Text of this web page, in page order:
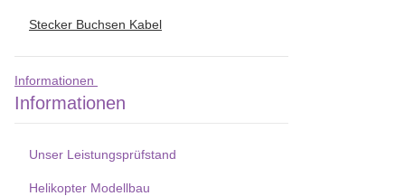
Stecker Buchsen Kabel
Informationen
Informationen
Unser Leistungsprüfstand
Helikopter Modellbau